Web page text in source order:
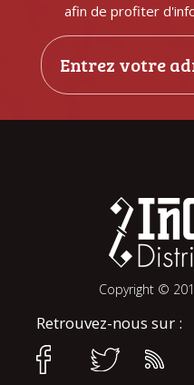
afin de profiter
Copyright ©
Retrouvez-nous sur :